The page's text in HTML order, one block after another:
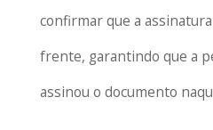
confirmar que a
frente, garantindo que a
assinou o documento